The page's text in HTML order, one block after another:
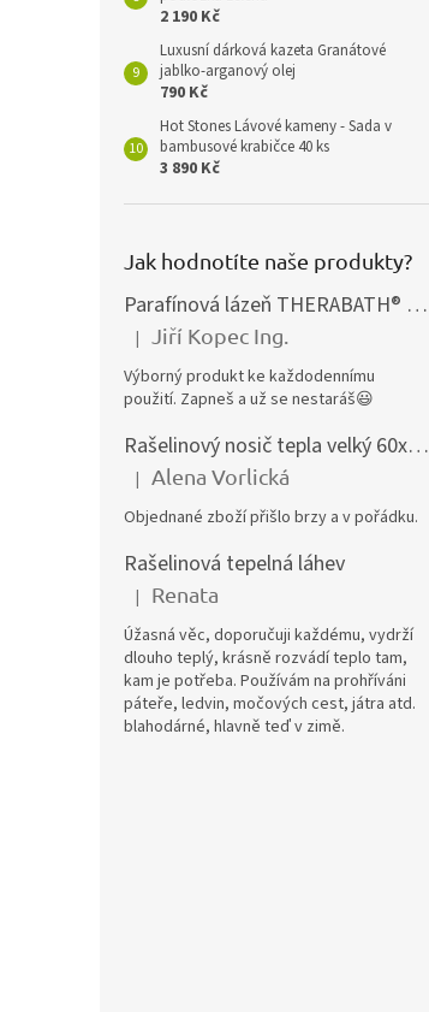
2 190 Kč
Luxusní dárková kazeta Granátové
jablko-arganový olej
790 Kč
Hot Stones Lávové kameny - Sada v
bambusové krabičce 40 ks
3 890 Kč
Jak hodnotíte naše produkty?
Parafínová lázeň THERABATH® PRO, parafínová vana TB7
Hodnocení produktu je 5 z 5 hvězdiček.
| Jiří Kopec Ing.
Výborný produkt ke každodennímu
použití. Zapneš a už se nestaráš😃
Rašelinový nosič tepla velký 60x40 cm
Hodnocení produktu je 5 z 5 hvězdiček.
| Alena Vorlická
Objednané zboží přišlo brzy a v pořádku.
Rašelinová tepelná láhev
Hodnocení produktu je 5 z 5 hvězdiček.
| Renata
Úžasná věc, doporučuji každému, vydrží
dlouho teplý, krásně rozvádí teplo tam,
kam je potřeba. Používám na prohříváni
páteře, ledvin, močových cest, játra atd.
blahodárné, hlavně teď v zimě.